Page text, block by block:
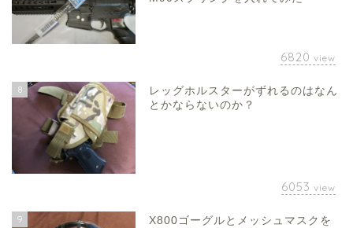
6820 view
8
レッグホルスターがずれるのはなん
とかならないのか？
6053 view
9
X800ゴーグルとメッシュマスクを